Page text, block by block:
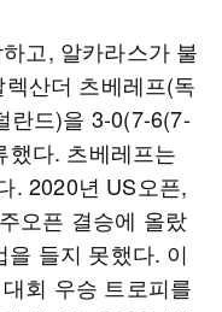
고, 알카라스가 불
산더 츠베레프(독
란드)을 3-0(7-6(7-
다. 츠베레프는
. 2020년 US오픈,
오픈 결승에 올랐
을 들지 못했다. 이
회 우승 트로피를